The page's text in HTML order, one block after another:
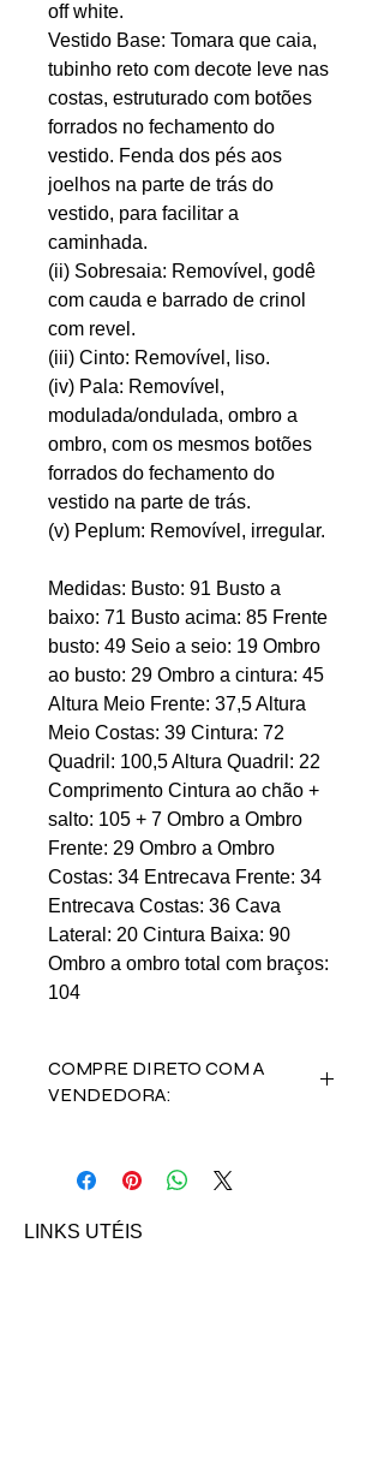
off white.
Vestido Base: Tomara que caia,
tubinho reto com decote leve nas
costas, estruturado com botões
forrados no fechamento do
vestido. Fenda dos pés aos
joelhos na parte de trás do
vestido, para facilitar a
caminhada.
(ii) Sobresaia: Removível, godê
com cauda e barrado de crinol
com revel.
(iii) Cinto: Removível, liso.
(iv) Pala: Removível,
modulada/ondulada, ombro a
ombro, com os mesmos botões
forrados do fechamento do
vestido na parte de trás.
(v) Peplum: Removível, irregular.
Medidas: Busto: 91 Busto a
baixo: 71 Busto acima: 85 Frente
busto: 49 Seio a seio: 19 Ombro
ao busto: 29 Ombro a cintura: 45
Altura Meio Frente: 37,5 Altura
Meio Costas: 39 Cintura: 72
Quadril: 100,5 Altura Quadril: 22
Comprimento Cintura ao chão +
salto: 105 + 7 Ombro a Ombro
Frente: 29 Ombro a Ombro
Costas: 34 Entrecava Frente: 34
Entrecava Costas: 36 Cava
Lateral: 20 Cintura Baixa: 90
Ombro a ombro total com braços:
104
COMPRE DIRETO COM A
VENDEDORA:
Email: biabl@hotmail.com
INSTAGRAM
LINKS UTÉIS